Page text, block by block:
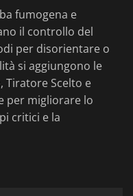
fumogena e
il controllo del
per disorientare o
si aggiungono le
Tiratore Scelto e
per migliorare lo
critici e la